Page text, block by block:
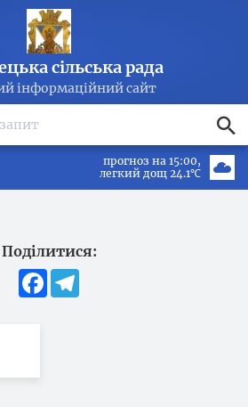
сільська рада
інформаційний сайт
прогноз на 15:00
легкий дощ 24.1℃
Поділитися:
Facebook